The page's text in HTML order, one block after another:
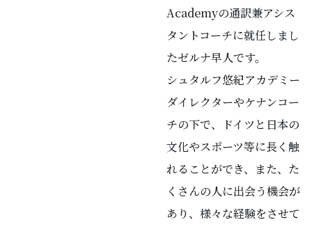
Academyの通訳兼アシス
タントコーチに就任しまし
たゼルナ早人です。
シュタルフ悠紀アカデミー
ダイレクターやケナンコー
チの下で、ドイツと日本の
文化やスポーツ等に長く触
れることができ、また、た
くさんの人に出会う機会が
あり、様々な経験をさせて